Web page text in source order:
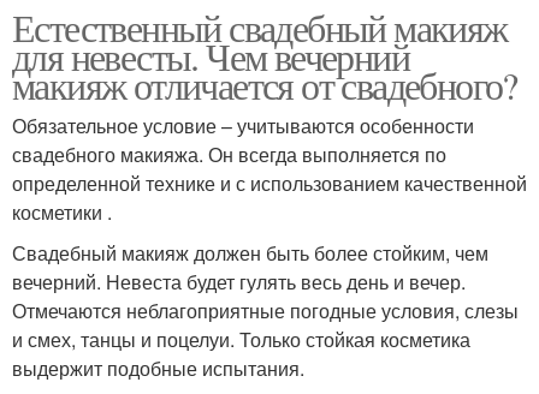
Естественный свадебный макияж
для невесты. Чем вечерний
макияж отличается от свадебного?
Обязательное условие – учитываются особенности
свадебного макияжа. Он всегда выполняется по
определенной технике и с использованием качественной
косметики .
Свадебный макияж должен быть более стойким, чем
вечерний. Невеста будет гулять весь день и вечер.
Отмечаются неблагоприятные погодные условия, слезы
и смех, танцы и поцелуи. Только стойкая косметика
выдержит подобные испытания.